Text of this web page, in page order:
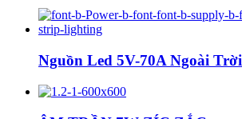
Nguồn Led 5V-70A Ngoài Trời